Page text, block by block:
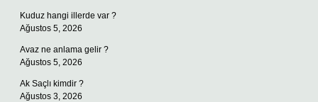
Kuduz hangi illerde var ?
Ağustos 5, 2026
Avaz ne anlama gelir ?
Ağustos 5, 2026
Ak Saçlı kimdir ?
Ağustos 3, 2026